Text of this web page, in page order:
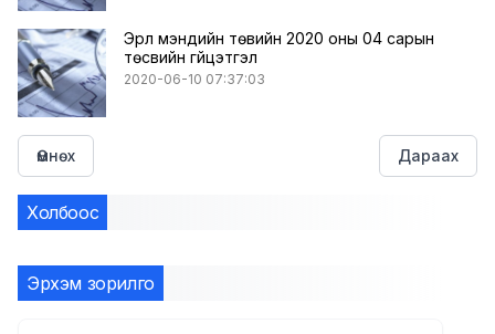
Эрүүл мэндийн төвийн 2020 оны 04 сарын
төсвийн гүйцэтгэл
2020-06-10 07:37:03
Өмнөх Дараах
Холбоос
Эрхэм зорилго